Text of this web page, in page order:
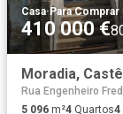
Casa· Para Comprar
410 000 €
Moradia,
Rua Engenheiro
5 096 m²4 Quartos4